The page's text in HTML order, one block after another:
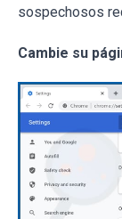
sospechosos
Cambie su